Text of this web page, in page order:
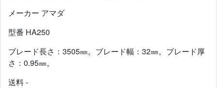
メーカー アマダ
型番 HA250
ブレード長さ：3505㎜。ブレード幅：32㎜。ブレード厚
さ：0.95㎜。
送料 -